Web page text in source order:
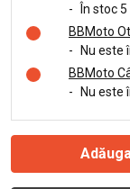
-
În stoc
BBMoto
-
Nu este
BBMoto
-
Nu este